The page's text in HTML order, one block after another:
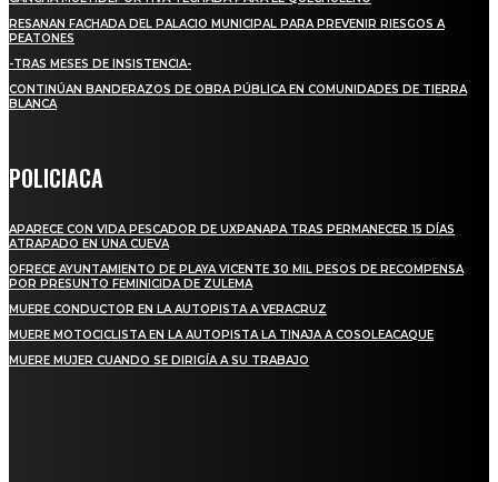
RESANAN FACHADA DEL PALACIO MUNICIPAL PARA PREVENIR RIESGOS A
PEATONES
-TRAS MESES DE INSISTENCIA-
CONTINÚAN BANDERAZOS DE OBRA PÚBLICA EN COMUNIDADES DE TIERRA
BLANCA
POLICIACA
APARECE CON VIDA PESCADOR DE UXPANAPA TRAS PERMANECER 15 DÍAS
ATRAPADO EN UNA CUEVA
OFRECE AYUNTAMIENTO DE PLAYA VICENTE 30 MIL PESOS DE RECOMPENSA
POR PRESUNTO FEMINICIDA DE ZULEMA
MUERE CONDUCTOR EN LA AUTOPISTA A VERACRUZ
MUERE MOTOCICLISTA EN LA AUTOPISTA LA TINAJA A COSOLEACAQUE
MUERE MUJER CUANDO SE DIRIGÍA A SU TRABAJO